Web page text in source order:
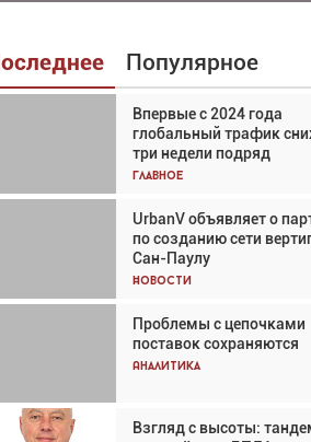
Популярное
Впервые с 2024 года
глобальный трафик
три недели подряд
Главное
UrbanV объявляет о
по созданию сети
Сан-Паулу
Новости
Проблемы с цепочками
поставок сохраняются
Аналитика
Взгляд с высоты:
Взгляд с высоты: тандем
вертолётов и БПЛА в
спасательных операциях
Главное
Авиационный
Кох: «Фотография
за себя... а ИИ всё
Новости
Впервые с 2024 года
глобальный трафик
три недели подряд
Частный самолёт – это